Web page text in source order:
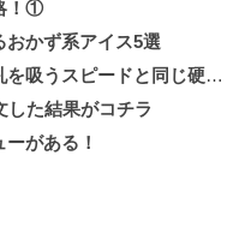
！①
かず系アイス5選
うスピードと同じ硬さ!?
した結果がコチラ
がある！